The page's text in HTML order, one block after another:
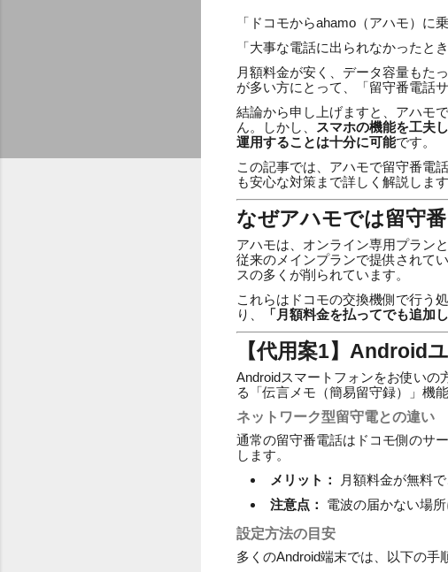
「ドコモからahamo（アハモ）
「大事な電話に出られなかったと
月額料金が安く、データ容量もた
が多い方にとって、「留守番電話
結論から申し上げますと、アハモ
ん。しかし、
スマホの機能を工夫
運用することは十分に可能です。
この記事では、アハモで留守番電
も安心な対策まで詳しく解説しま
なぜアハモでは留守
アハモは、オンライン専用プラン
従来のメインプランで提供されて
スの多くが削られています。
これらはドコモの交換機側で行う
り、
「月額料金を払ってでも追加
【代用案1】Android
Androidスマートフォンをお使い
る「伝言メモ（簡易留守録）」機能
ネットワーク型留守電との違い
通常の留守番電話はドコモ側のサ
します。
メリット：
月額料金が無料
注意点：
電波の届かない場
設定方法の目安
多くのAndroid端末では、以下の手